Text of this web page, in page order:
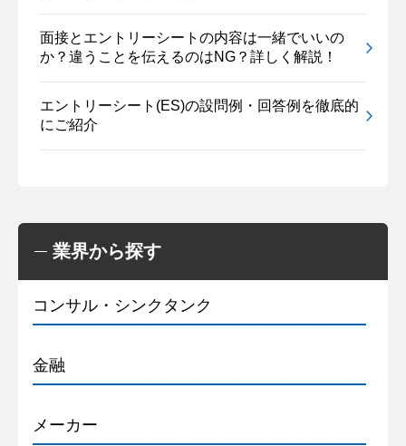
面接とエントリーシートの内容は一緒でいいの
か？違うことを伝えるのはNG？詳しく解説！
エントリーシート(ES)の設問例・回答例を徹底的
にご紹介
業界から探す
コンサル・シンクタンク
金融
メーカー